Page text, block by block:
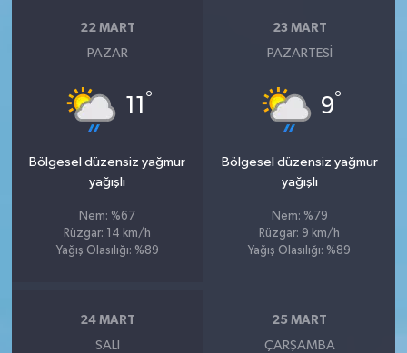
22 MART
PAZAR
11 °
Bölgesel düzensiz yağmur
yağışlı
Nem: %67
Rüzgar: 14 km/h
Yağış Olasılığı: %89
23 MART
PAZARTESI
9°
Bölgesel düzensiz yağmur
yağışlı
Nem: %79
Rüzgar: 9 km/h
Yağış Olasılığı: %89
24 MART
SALI
25 MART
ÇARŞAMBA